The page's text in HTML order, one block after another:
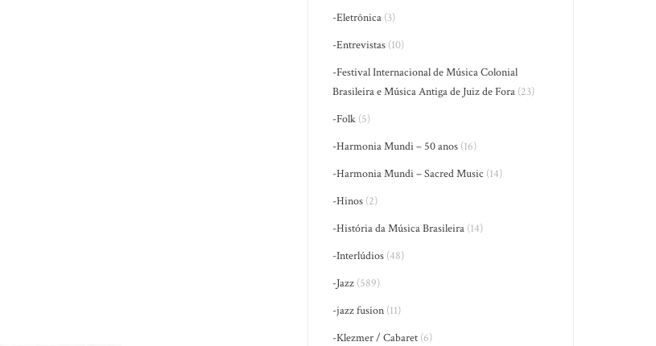
-Eletrônica (3)
-Entrevistas (10)
-Festival Internacional de Música Colonial
Brasileira e Música Antiga de Juiz de Fora (23)
-Folk (5)
-Harmonia Mundi – 50 anos (16)
-Harmonia Mundi – Sacred Music (14)
-Hinos (2)
-História da Música Brasileira (14)
-Interlúdios (48)
-Jazz (589)
-jazz fusion (11)
-Klezmer / Cabaret (6)